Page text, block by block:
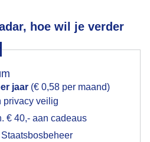
hoe wil je verder
jaar (€ 0,58 per maand)
privacy veilig
€ 40,- aan cadeaus
geduld aub...
gebruiken voor het
akkoord op hebt gegeven,
up uit je browser waarin